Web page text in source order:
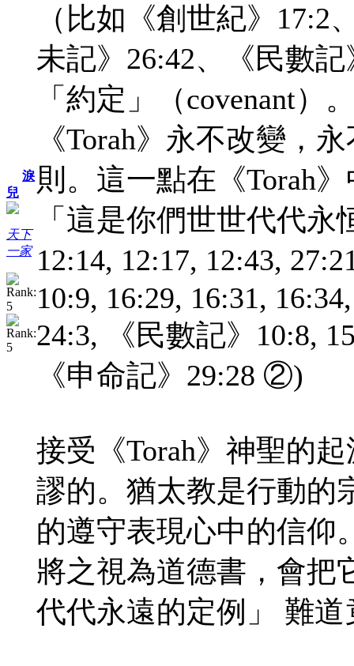
淚
兒
天下
一家
（比如《創世紀》17:2
未記》26:42、《民數
「約定」（covenant）
《Torah》永不改變，
則。這一點在《Torah
「這是你們世世代代
12:14, 12:17, 12:43,
10:9, 16:29, 16:31,
24:3, 《民數記》10:8,
《申命記》29:28 ②)
接受《Torah》神聖的
謬的。猶太教是行動的
的遵守表現心中的信仰
將之視為道德書，會把
代代永遠的定例」 難